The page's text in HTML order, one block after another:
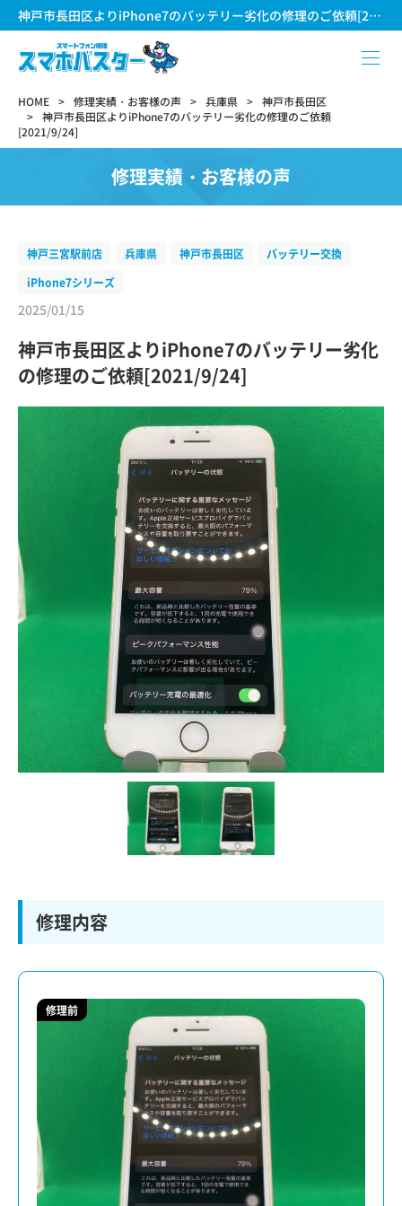
神戸市長田区よりiPhone7のバッテリー劣化の修理のご依頼[2021/9/24]
HOME 修理実績・お客様の声 兵庫県
神戸市長田区
神戸市長田区よりiPhone7のバッテリー劣化の修理のご依頼
[2021/9/24]
修理実績・お客様の声
神戸三宮駅前店 兵庫県 神戸市長田区
バッテリー交換
iPhone7シリーズ
2025/01/15
神戸市長田区よりiPhone7のバッテリー劣化
の修理のご依頼[2021/9/24]
修理内容
修理前